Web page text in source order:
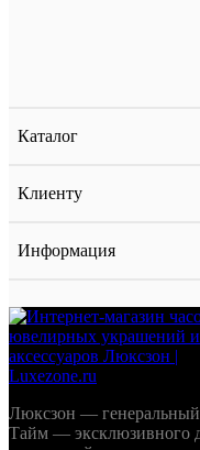
Каталог
Клиенту
Информация
Люксзон —
Тайм — эксклюзивного